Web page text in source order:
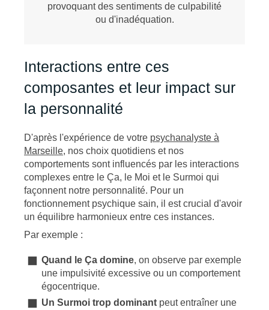
provoquant des sentiments de culpabilité
ou d'inadéquation.
Interactions entre ces
composantes et leur impact sur
la personnalité
D'après l'expérience de votre psychanalyste à
Marseille, nos choix quotidiens et nos
comportements sont influencés par les interactions
complexes entre le Ça, le Moi et le Surmoi qui
façonnent notre personnalité. Pour un
fonctionnement psychique sain, il est crucial d'avoir
un équilibre harmonieux entre ces instances.
Par exemple :
Quand le Ça domine, on observe par exemple
une impulsivité excessive ou un comportement
égocentrique.
Un Surmoi trop dominantpeut entraîner une